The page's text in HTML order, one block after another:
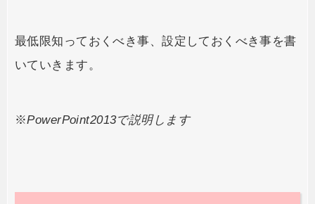
最低限知っておくべき事、設定しておくべき事を書
いていきます。
※PowerPoint2013で説明します